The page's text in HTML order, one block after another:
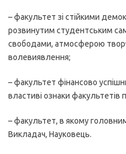
– факультет зі стійкими
розвинутим студентським
свободами, атмосферою
волевиявлення;
– факультет фінансово
властиві ознаки факультетів
– факультет, в якому
Викладач, Науковець.